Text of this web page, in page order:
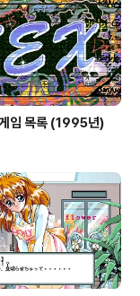
임 목록 (1995년)